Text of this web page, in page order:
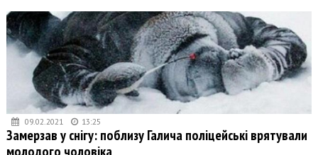
09.02.2021 13:25
Замерзав у снігу: поблизу Галича поліцейські врятували
молодого чоловіка